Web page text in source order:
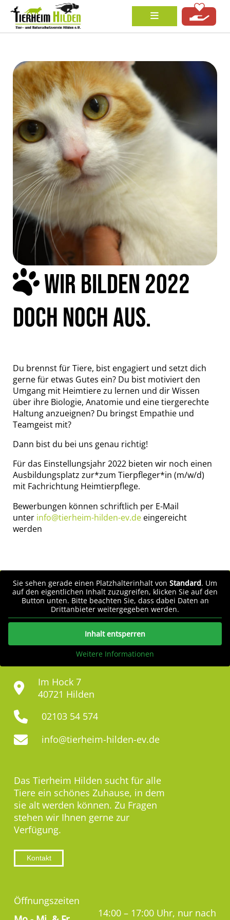
WIR BILDEN 2022
DOCH NOCH AUS.
Du brennst für Tiere, bist engagiert und setzt dich
gerne für etwas Gutes ein? Du bist motiviert den
Umgang mit Heimtiere zu lernen und dir Wissen
über ihre Biologie, Anatomie und eine tiergerechte
Haltung anzueignen? Du bringst Empathie und
Teamgeist mit?
Dann bist du bei uns genau richtig!
Für das Einstellungsjahr 2022 bieten wir noch einen
Ausbildungsplatz zur*zum Tierpfleger*in (m/w/d)
mit Fachrichtung Heimtierpflege.
Bewerbungen können schriftlich per E-Mail
unter info@tierheim-hilden-ev.de eingereicht
werden
Sie sehen gerade einen Platzhalterinhalt von Standard. Um
auf den eigentlichen Inhalt zuzugreifen, klicken Sie auf den
Button unten. Bitte beachten Sie, dass dabei Daten an
Drittanbieter weitergegeben werden.
Inhalt entsperren
Weitere Informationen
Im Hock 7
40721 Hilden
02103 54 574
info@tierheim-hilden-ev.de
Das Tierheim Hilden sucht für alle
Tiere ein schönes Zuhause, in dem
sie alt werden können. Zu Fragen
stehen wir Ihnen gerne zur
Verfügung.
Kontakt
Öffnungszeiten
14:00 – 17:00 Uhr, nur nach